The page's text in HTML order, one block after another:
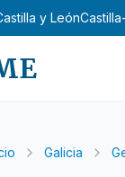
y León
Galicia